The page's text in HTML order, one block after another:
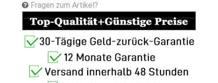
Fragen zum Artikel?